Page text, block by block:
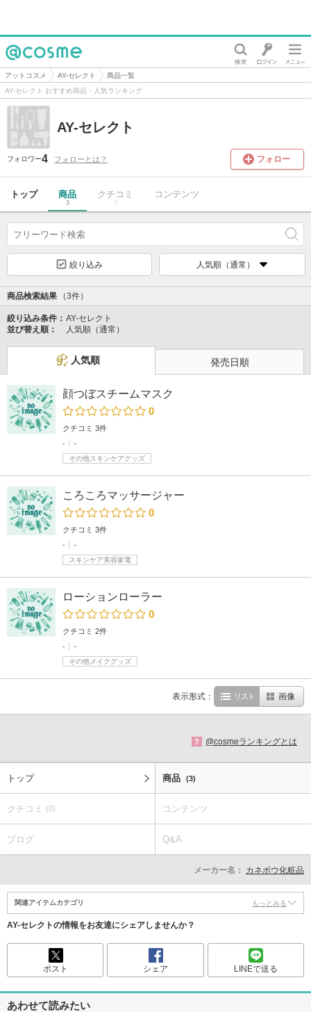
@cosme
アットコスメ AY-セレクト
商品一覧
AY-セレクト おすすめ商品・人気ランキング
AY-セレクト
フォロワー4 フォローとは？ フォロー
トップ 商品
3
クチコミ
0
コンテンツ
絞り込み 人気順（通常）
商品検索結果 （3件）
絞り込み条件： AY-セレクト
並び替え順：
人気順（通常）
人気順 発売日順
顔つぼスチームマスク
0
クチコミ 3件
-
-
その他スキンケアグッズ
ころころマッサージャー
0
クチコミ 3件
-
-
スキンケア美容家電
ローションローラー
0
クチコミ 2件
-
-
その他メイクグッズ
表示形式： リスト 画像
? @cosmeランキングとは
トップ 商品 (3)
クチコミ (0) コンテンツ
ブログ Q&A
メーカー名： カネボウ化粧品
関連アイテムカテゴリ もっとみる
AY-セレクトの情報をお友達にシェアしませんか？
ポスト シェア LINEで送る
あわせて読みたい